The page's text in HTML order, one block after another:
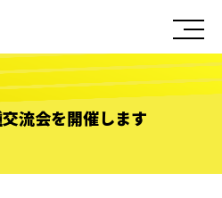
流会を開催します